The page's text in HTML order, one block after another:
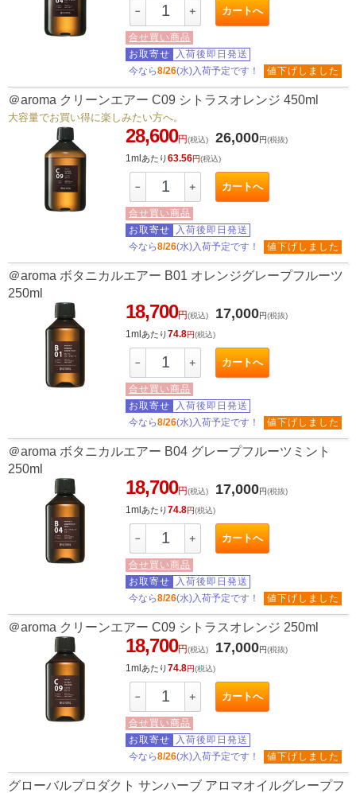
－ ＋ カートへ
合せ買い商品
お取寄せ
入荷後即日発送
今なら8/26(水)入荷予定です！ 値下げしました
＠aroma クリーンエアー C09 シトラスオレンジ 450ml
大容量でお買い得に楽しみたい方へ。
28,600円(税込) 26,000円(税抜)
1mlあたり63.56円(税込)
－ ＋ カートへ
合せ買い商品
お取寄せ
入荷後即日発送
今なら8/26(水)入荷予定です！ 値下げしました
＠aroma ボタニカルエアー B01 オレンジグレープフルーツ
250ml
18,700円(税込) 17,000円(税抜)
1mlあたり74.8円(税込)
－ ＋ カートへ
合せ買い商品
お取寄せ
入荷後即日発送
今なら8/26(水)入荷予定です！ 値下げしました
＠aroma ボタニカルエアー B04 グレープフルーツミント
250ml
18,700円(税込) 17,000円(税抜)
1mlあたり74.8円(税込)
－ ＋ カートへ
合せ買い商品
お取寄せ
入荷後即日発送
今なら8/26(水)入荷予定です！ 値下げしました
＠aroma クリーンエアー C09 シトラスオレンジ 250ml
18,700円(税込) 17,000円(税抜)
1mlあたり74.8円(税込)
－ ＋ カートへ
合せ買い商品
お取寄せ
入荷後即日発送
今なら8/26(水)入荷予定です！ 値下げしました
グローバルプロダクト サンハーブ アロマオイルグレープフ